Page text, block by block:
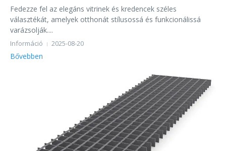
Fedezze fel az elegáns vitrinek és kredencek széles
választékát, amelyek otthonát stílusossá és funkcionálissá
varázsolják....
Információ 2025-08-20
Bővebben